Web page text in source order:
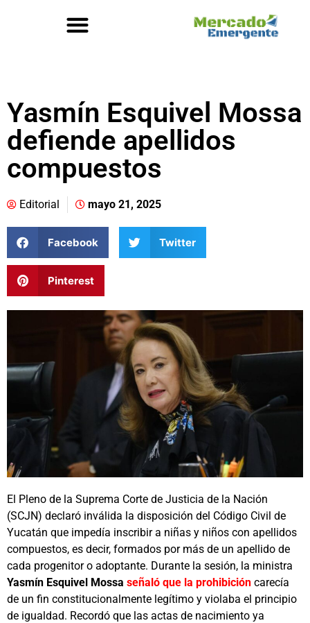
Yasmín Esquivel Mossa
defiende apellidos
compuestos
Editorial mayo 21, 2025
Facebook Twitter
Pinterest
El Pleno de la Suprema Corte de Justicia de la Nación
(SCJN) declaró inválida la disposición del Código Civil de
Yucatán que impedía inscribir a niñas y niños con apellidos
compuestos, es decir, formados por más de un apellido de
cada progenitor o adoptante. Durante la sesión, la ministra
Yasmín Esquivel Mossa señaló que la prohibición carecía
de un fin constitucionalmente legítimo y violaba el principio
de igualdad. Recordó que las actas de nacimiento ya